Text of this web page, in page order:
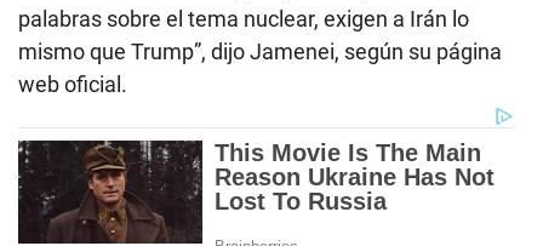
palabras sobre el tema nuclear, exigen a Irán lo
mismo que Trump”, dijo Jamenei, según su página
web oficial.